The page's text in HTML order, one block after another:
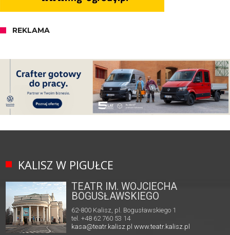
REKLAMA
KALISZ W PIGUŁCE
TEATR IM. WOJCIECHA
BOGUSŁAWSKIEGO
62-800 Kalisz, pl. Bogusławskiego 1
tel. +48 62 760 53 14
kasa@teatr.kalisz.pl www.teatr.kalisz.pl